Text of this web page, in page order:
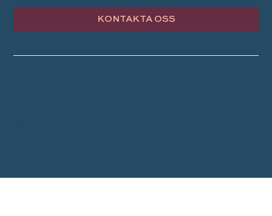
KONTAKTA OSS